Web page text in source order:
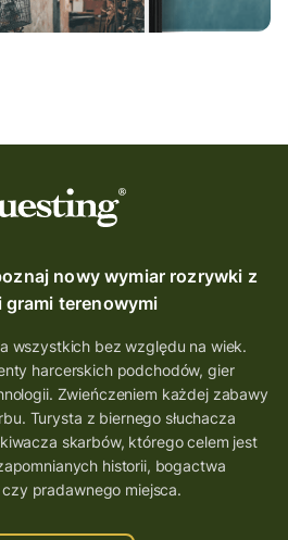
nowy wymiar rozrywki z
grami terenowymi
wszystkich bez względu na wiek.
harcerskich podchodów, gier
Zwieńczeniem każdej zabawy
Turysta z biernego słuchacza
skarbów, którego celem jest
historii, bogactwa
pradawnego miejsca.